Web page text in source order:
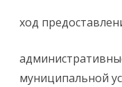
ход
муниципальной